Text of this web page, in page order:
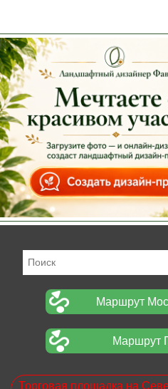
Маршрут
Маршрут
Торговая площадка на